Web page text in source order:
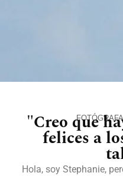
"Creo que
felices a
Hola, soy Stephanie,